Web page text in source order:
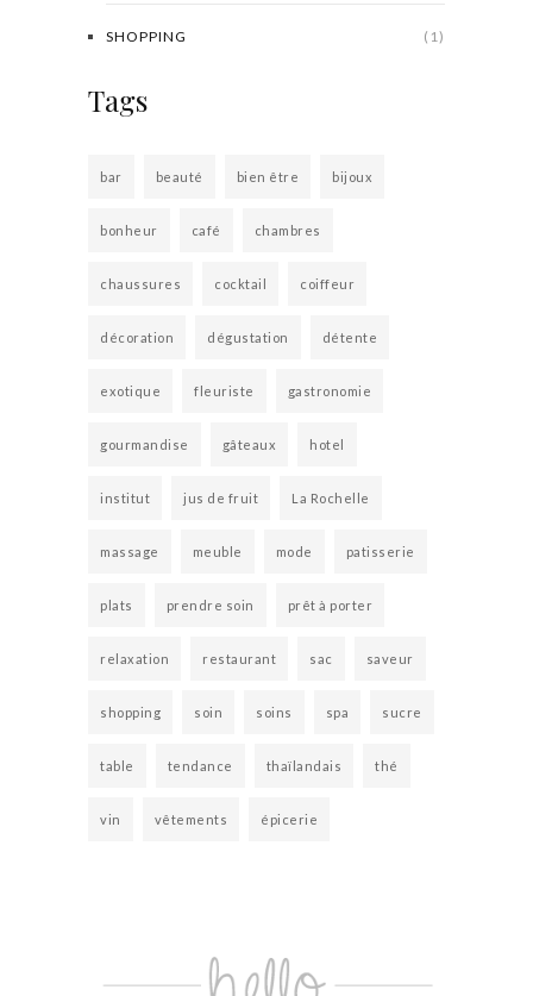
SHOPPING (1)
Tags
bar beauté bien être bijoux
bonheur café chambres
chaussures cocktail coiffeur
décoration dégustation détente
exotique fleuriste gastronomie
gourmandise gâteaux hotel
institut jus de fruit La Rochelle
massage meuble mode patisserie
plats prendre soin prêt à porter
relaxation restaurant sac saveur
shopping soin soins spa sucre
table tendance thaïlandais thé
vin vêtements épicerie